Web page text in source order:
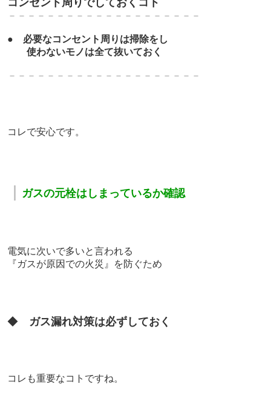
コンセント周りでしておくコト
－－－－－－－－－－－－－－－－－－－－
● 必要なコンセント周りは掃除をし
使わないモノは全て抜いておく
－－－－－－－－－－－－－－－－－－－－
コレで安心です。
ガスの元栓はしまっているか確認
電気に次いで多いと言われる
『ガスが原因での火災』を防ぐため
◆ ガス漏れ対策は必ずしておく
コレも重要なコトですね。